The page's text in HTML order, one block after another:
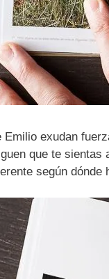
Emilio exudan
que te
según dónde